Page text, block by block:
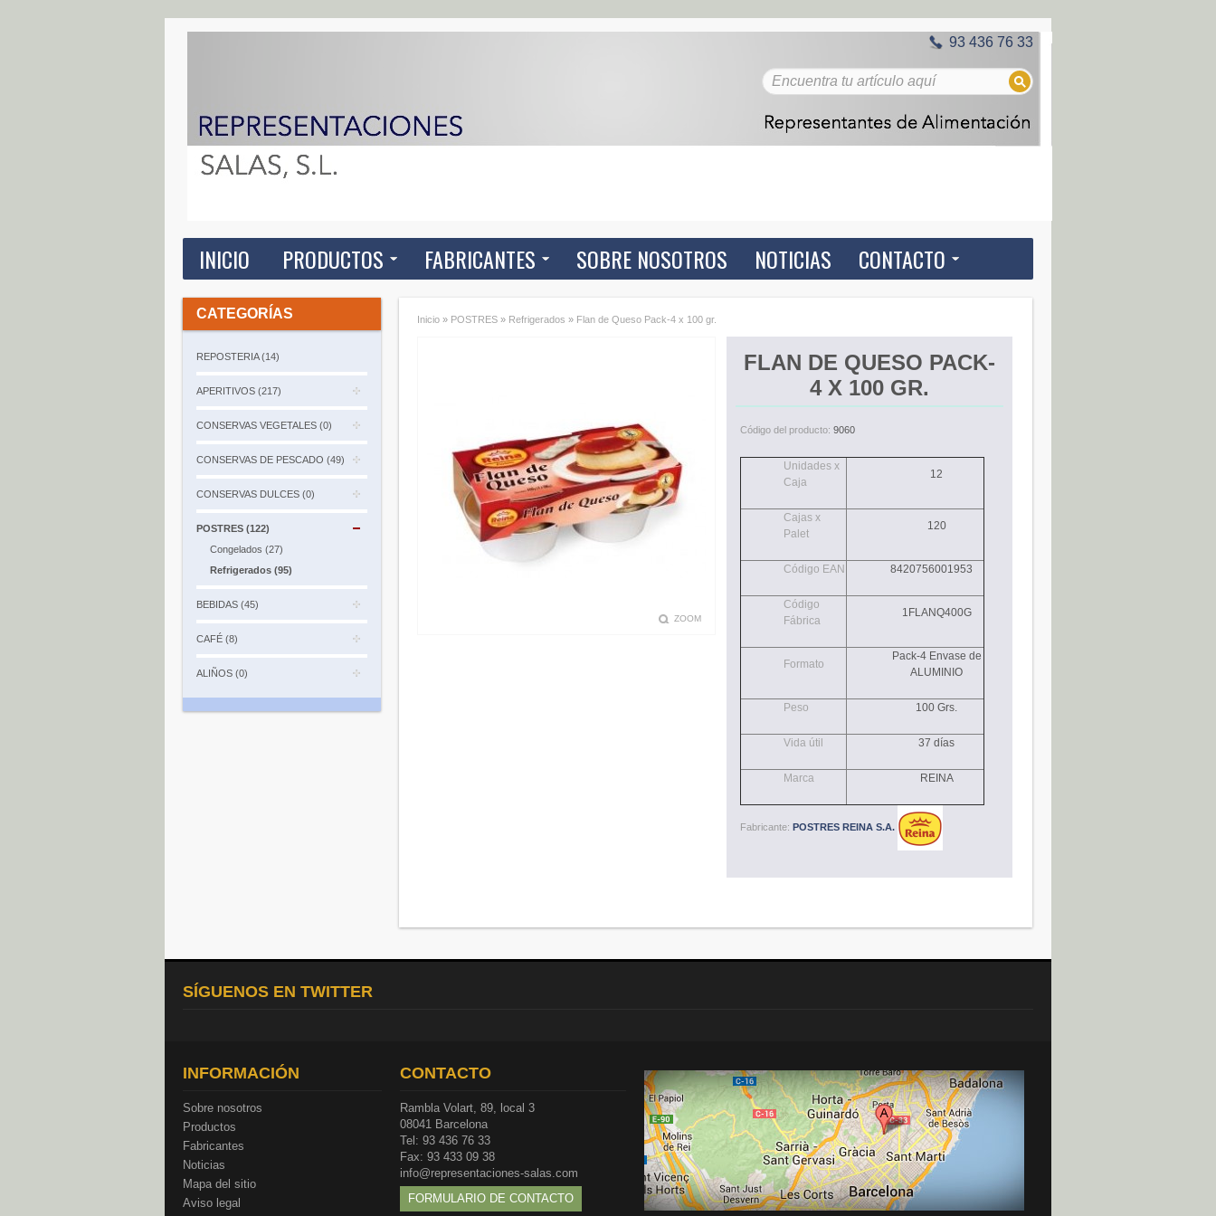
93 436 76 33
INICIO PRODUCTOS FABRICANTES SOBRE NOSOTROS NOTICIAS CONTACTO
CATEGORÍAS
REPOSTERIA (14)
APERITIVOS (217)
CONSERVAS VEGETALES (0)
CONSERVAS DE PESCADO (49)
CONSERVAS DULCES (0)
POSTRES (122)
Congelados (27)
Refrigerados (95)
BEBIDAS (45)
CAFÉ (8)
ALIÑOS (0)
Inicio » POSTRES » Refrigerados » Flan de Queso Pack-4 x 100 gr.
ZOOM
FLAN DE QUESO PACK-
4 X 100 GR.
Código del producto: 9060
Unidades x
Caja
12
Cajas x
Palet
120
Código EAN 8420756001953
Código
Fábrica
1FLANQ400G
Formato
Pack-4 Envase de
ALUMINIO
Peso 100 Grs.
Vida útil 37 días
Marca REINA
Fabricante: POSTRES REINA S.A.
SÍGUENOS EN TWITTER
INFORMACIÓN
Sobre nosotros
Productos
Fabricantes
Noticias
Mapa del sitio
Aviso legal
CONTACTO
Rambla Volart, 89, local 3
08041 Barcelona
Tel: 93 436 76 33
Fax: 93 433 09 38
info@representaciones-salas.com
FORMULARIO DE CONTACTO